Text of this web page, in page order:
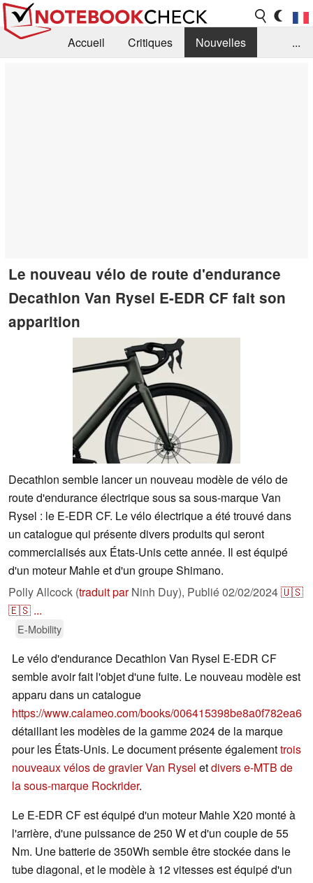
Accueil Critiques
Nouvelles
...
Le nouveau vélo de route d'endurance
Decathlon Van Rysel E-EDR CF fait son
apparition
Decathlon semble lancer un nouveau modèle de vélo de
route d'endurance électrique sous sa sous-marque Van
Rysel : le E-EDR CF. Le vélo électrique a été trouvé dans
un catalogue qui présente divers produits qui seront
commercialisés aux États-Unis cette année. Il est équipé
d'un moteur Mahle et d'un groupe Shimano.
Polly Allcock (traduit parNinh Duy), Publié02/02/2024🇺🇸
🇪🇸 ...
E-Mobility
Le vélo d'endurance Decathlon Van Rysel E-EDR CF
semble avoir fait l'objet d'une fuite. Le nouveau modèle est
apparu dans un catalogue
https://www.calameo.com/books/006415398be8a0f782ea6
détaillant les modèles de la gamme 2024 de la marque
pour les États-Unis. Le document présente égalementtrois
nouveaux vélos de gravier Van Rysel etdivers e-MTB de
la sous-marque Rockrider.
Le E-EDR CF est équipé d'un moteur Mahle X20 monté à
l'arrière, d'une puissance de 250 W et d'un couple de 55
Nm. Une batterie de 350Wh semble être stockée dans le
tube diagonal, et le modèle à 12 vitesses est équipé d'un